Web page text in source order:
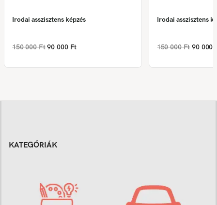
Irodai asszisztens képzés
150 000 Ft 90 000 Ft
Irodai asszisztens
150 000 Ft 90 000
KATEGÓRIÁK